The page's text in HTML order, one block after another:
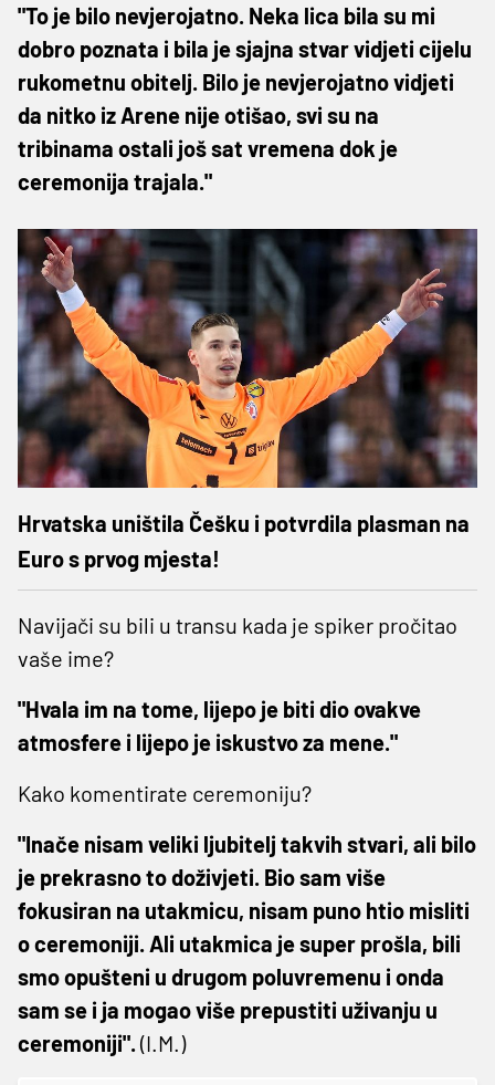
"To je bilo nevjerojatno. Neka lica bila su mi
dobro poznata i bila je sjajna stvar vidjeti cijelu
rukometnu obitelj. Bilo je nevjerojatno vidjeti
da nitko iz Arene nije otišao, svi su na
tribinama ostali još sat vremena dok je
ceremonija trajala."
Hrvatska uništila Češku i potvrdila plasman na
Euro s prvog mjesta!
Navijači su bili u transu kada je spiker pročitao
vaše ime?
"Hvala im na tome, lijepo je biti dio ovakve
atmosfere i lijepo je iskustvo za mene."
Kako komentirate ceremoniju?
"Inače nisam veliki ljubitelj takvih stvari, ali bilo
je prekrasno to doživjeti. Bio sam više
fokusiran na utakmicu, nisam puno htio misliti
o ceremoniji. Ali utakmica je super prošla, bili
smo opušteni u drugom poluvremenu i onda
sam se i ja mogao više prepustiti uživanju u
ceremoniji". (I.M.)